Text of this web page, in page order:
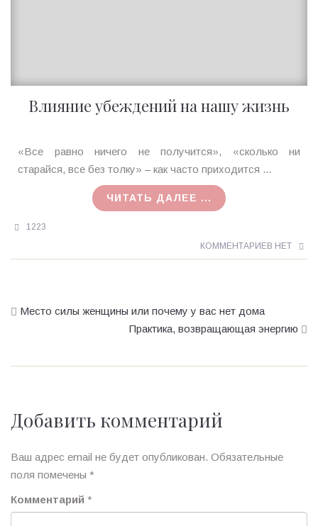
Влияние убеждений на нашу жизнь
Ирина
MagicTantra
«Все равно ничего не получится», «сколько ни
старайся, все без толку» – как часто приходится ...
ЧИТАТЬ ДАЛЕЕ ...
1223
КОММЕНТАРИЕВ НЕТ
Место силы женщины или почему у вас нет дома
Практика, возвращающая энергию
Добавить комментарий
Ваш адрес email не будет опубликован. Обязательные
поля помечены *
Комментарий *